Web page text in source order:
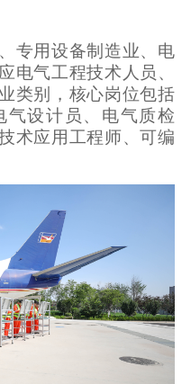
专用设备制造业、电
电气工程技术人员、
类别，核心岗位包括
气设计员、电气质检
术应用工程师、可编